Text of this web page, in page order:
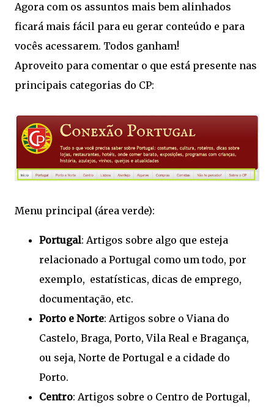
Agora com os assuntos mais bem alinhados
ficará mais fácil para eu gerar conteúdo e para
vocês acessarem. Todos ganham!
Aproveito para comentar o que está presente nas
principais categorias do CP:
Menu principal (área verde):
Portugal: Artigos sobre algo que esteja
relacionado a Portugal como um todo, por
exemplo, estatísticas, dicas de emprego,
documentação, etc.
Porto e Norte: Artigos sobre o Viana do
Castelo, Braga, Porto, Vila Real e Bragança,
ou seja, Norte de Portugal e a cidade do
Porto.
Centro: Artigos sobre o Centro de Portugal,